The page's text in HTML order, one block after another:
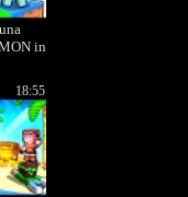
in
18:55